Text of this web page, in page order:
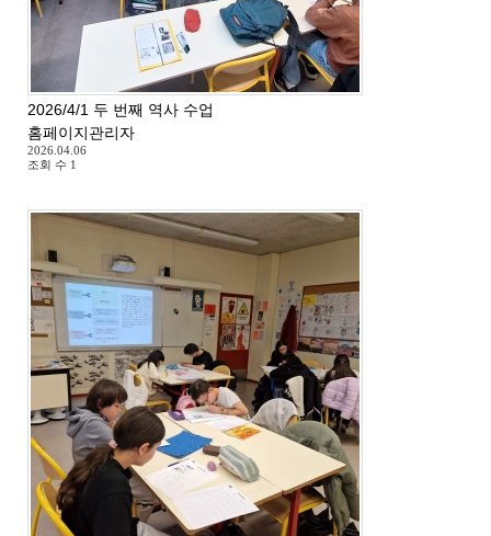
2026/4/1 두 번째 역사 수업
홈페이지관리자
2026.04.06
조회 수 1